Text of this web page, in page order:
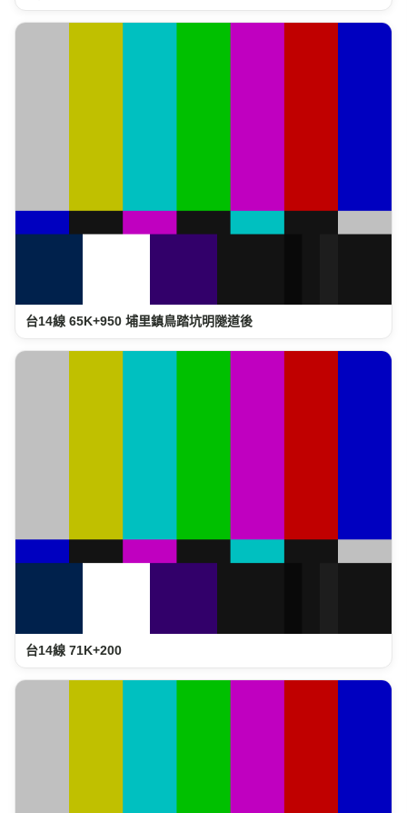
台14線 65K+950 埔里鎮鳥踏坑明隧道後
台14線 71K+200